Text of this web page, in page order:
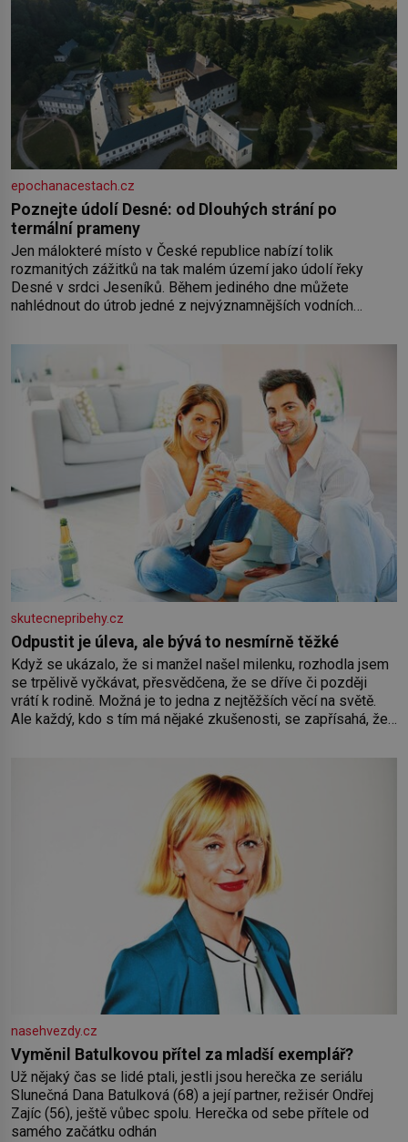
epochanacestach.cz
Poznejte údolí Desné: od Dlouhých strání po
termální prameny
Jen málokteré místo v České republice nabízí tolik
rozmanitých zážitků na tak malém území jako údolí řeky
Desné v srdci Jeseníků. Během jediného dne můžete
nahlédnout do útrob jedné z nejvýznamnějších vodních
koloběžce a den zakončit poznáváním památek ve Velkých
skutecnepribehy.cz
Odpustit je úleva, ale bývá to nesmírně těžké
Když se ukázalo, že si manžel našel milenku, rozhodla jsem
se trpělivě vyčkávat, přesvědčena, že se dříve či později
vrátí k rodině. Možná je to jedna z nejtěžších věcí na světě.
Ale každý, kdo s tím má nějaké zkušenosti, se zapřísahá, že
nasehvezdy.cz
Vyměnil Batulkovou přítel za mladší exemplář?
Už nějaký čas se lidé ptali, jestli jsou herečka ze seriálu
Slunečná Dana Batulková (68) a její partner, režisér Ondřej
Zajíc (56), ještě vůbec spolu. Herečka od sebe přítele od
samého začátku odhán